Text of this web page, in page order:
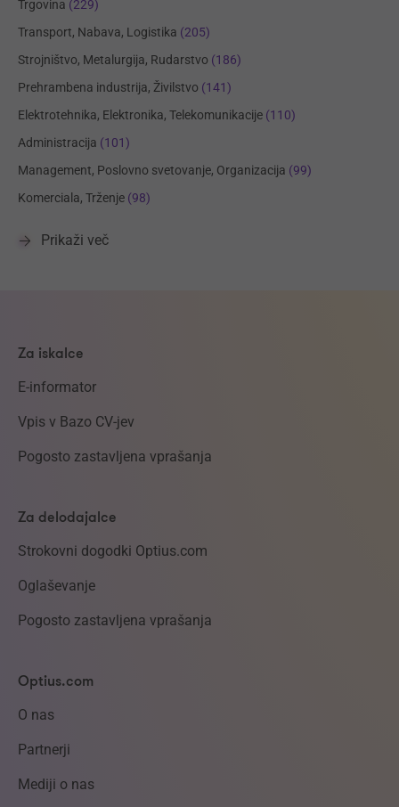
Trgovina (229)
Transport, Nabava, Logistika (205)
Strojništvo, Metalurgija, Rudarstvo (186)
Prehrambena industrija, Živilstvo (141)
Elektrotehnika, Elektronika, Telekomunikacije (110)
Administracija (101)
Management, Poslovno svetovanje, Organizacija (99)
Komerciala, Trženje (98)
Prikaži več
Za iskalce
E-informator
Vpis v Bazo CV-jev
Pogosto zastavljena vprašanja
Za delodajalce
Strokovni dogodki Optius.com
Oglaševanje
Pogosto zastavljena vprašanja
Optius.com
O nas
Partnerji
Mediji o nas